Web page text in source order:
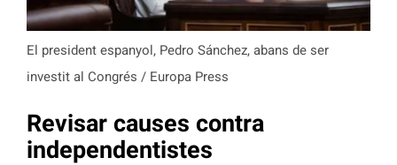
El president espanyol, Pedro Sánchez, abans de ser
investit al Congrés / Europa Press
Revisar causes contra
independentistes